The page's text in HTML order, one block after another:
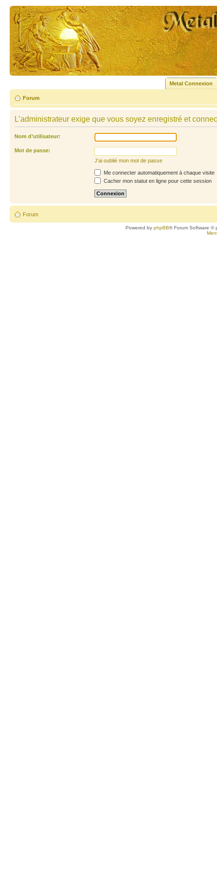
Metal Connexion
Forum
L’administrateur exige que vous soyez enregistré et
Nom d’utilisateur:
Mot de passe:
J’ai oublié mon mot de passe
Me connecter automatiquement à chaque visite
Cacher mon statut en ligne pour cette session
Forum
Powered byphpBB® Forum Software ©